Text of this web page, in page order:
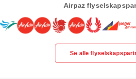
Airpaz
Se alle